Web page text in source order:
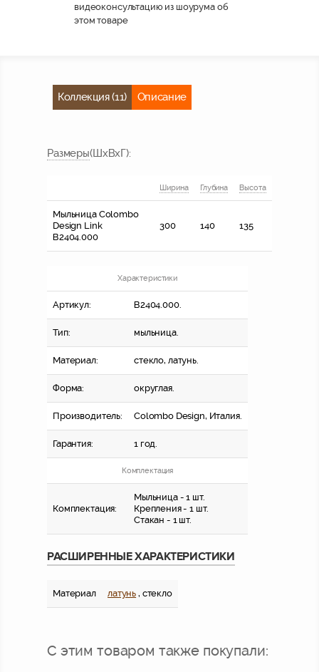
видеоконсультацию из шоурума об
этом товаре
Коллекция (11) Описание
Размеры(ШхВхГ):
Ширина Глубина Высота
Мыльница Colombo
Design Link
В2404.000
300 140 135
Характеристики
Артикул: В2404.000.
Тип: мыльница.
Материал: стекло, латунь.
Форма: округлая.
Производитель: Colombo Design, Италия.
Гарантия: 1 год.
Комплектация
Комплектация:
Мыльница - 1 шт.
Крепления - 1 шт.
Стакан - 1 шт.
РАСШИРЕННЫЕ ХАРАКТЕРИСТИКИ
Материал латунь , стекло
С этим товаром также покупали: